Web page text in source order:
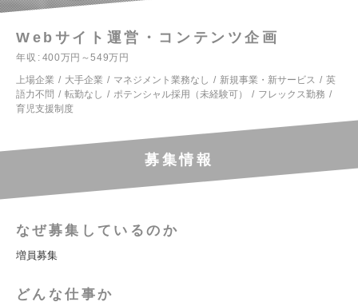
Webサイト運営・コンテンツ企画
年収
400万円～549万円
上場企業
大手企業 マネジメント業務なし 新規事業・新サービス
英
語力不問
転勤なし ポテンシャル採用（未経験可）
フレックス勤務
育児支援制度
募集情報
なぜ募集しているのか
増員募集
どんな仕事か